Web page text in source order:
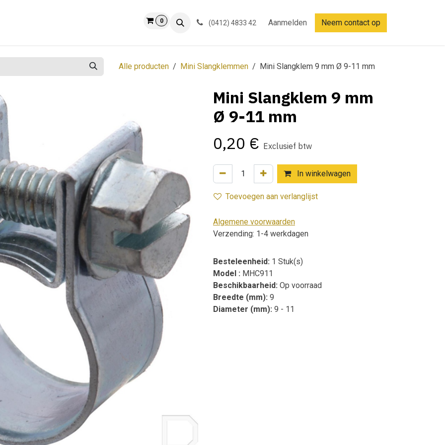
0 (0412) 4833 42 Aanmelden Neem contact op
Alle producten Mini Slangklemmen Mini Slangklem 9 mm Ø 9-11 mm
Mini Slangklem 9 mm
Ø 9-11 mm
0,20 € Exclusief btw
In winkelwagen
Toevoegen aan verlanglijst
Algemene voorwaarden
Verzending: 1-4 werkdagen
Besteleenheid: 1 Stuk(s)
Model : MHC911
Beschikbaarheid: Op voorraad
Breedte (mm): 9
Diameter (mm): 9 - 11